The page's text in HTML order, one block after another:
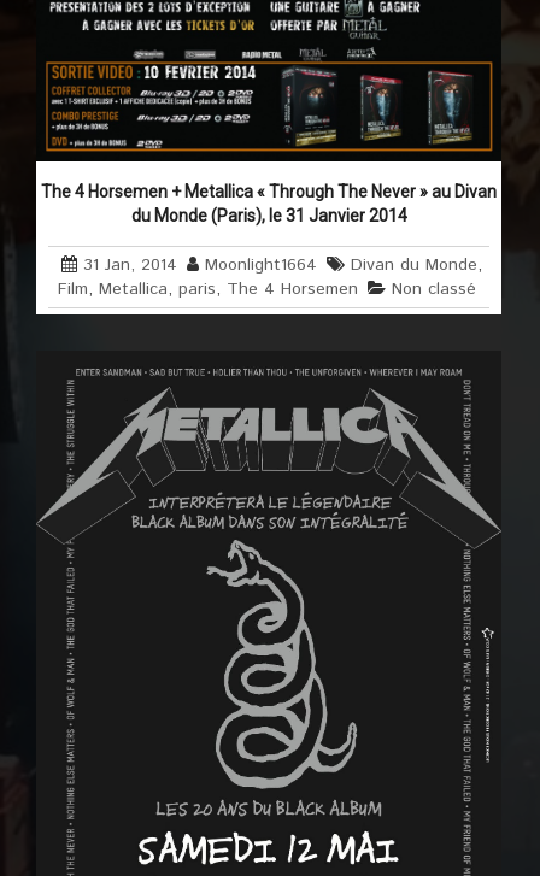
The 4 Horsemen + Metallica « Through The Never » au Divan
du Monde (Paris), le 31 Janvier 2014
31 Jan, 2014 Moonlight1664 Divan du Monde,
Film, Metallica, paris, The 4 Horsemen Non classé